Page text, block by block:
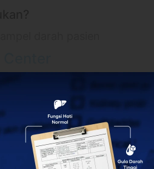
Jaya, Kec. Serpong
banyak